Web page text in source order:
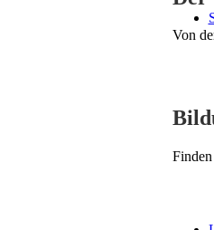
Von